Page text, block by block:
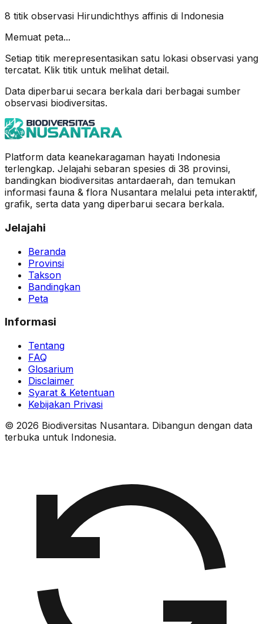
8 titik observasi Hirundichthys affinis di Indonesia
Memuat peta...
Setiap titik merepresentasikan satu lokasi observasi yang
tercatat. Klik titik untuk melihat detail.
Data diperbarui secara berkala dari berbagai sumber
observasi biodiversitas.
Platform data keanekaragaman hayati Indonesia
terlengkap. Jelajahi sebaran spesies di 38 provinsi,
bandingkan biodiversitas antardaerah, dan temukan
informasi fauna & flora Nusantara melalui peta interaktif,
grafik, serta data yang diperbarui secara berkala.
Jelajahi
Beranda
Provinsi
Takson
Bandingkan
Peta
Informasi
Tentang
FAQ
Glosarium
Disclaimer
Syarat & Ketentuan
Kebijakan Privasi
© 2026 Biodiversitas Nusantara. Dibangun dengan data
terbuka untuk Indonesia.